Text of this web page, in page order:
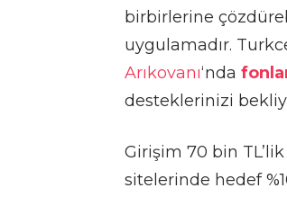
birbirlerine
uygulamadır.
Arıkovanı‘nda
desteklerinizi
Girişim 70 bin
sitelerinde hedef